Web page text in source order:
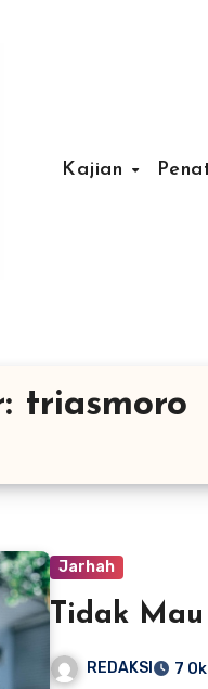
Kajian
triasmoro
Jarhah
Tidak
REDAKSI 7